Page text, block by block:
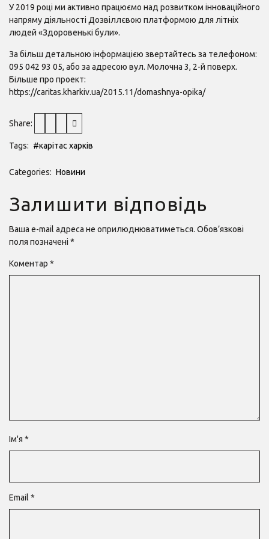
У 2019 році ми активно працюємо над розвитком інноваційного
напряму діяльності Дозвіллєвою платформою для літніх
людей «Здоровенькі були».
За більш детальною інформацією звертайтесь за телефоном:
095 042 93 05, або за адресою вул. Молочна 3, 2-й поверх.
Більше про проект:
https://caritas.kharkiv.ua/2015.11/domashnya-opika/
Share:
Tags: #карітас харків
Categories: Новини
Залишити відповідь
Ваша e-mail адреса не оприлюднюватиметься. Обов’язкові
поля позначені *
Коментар *
Ім'я *
Email *